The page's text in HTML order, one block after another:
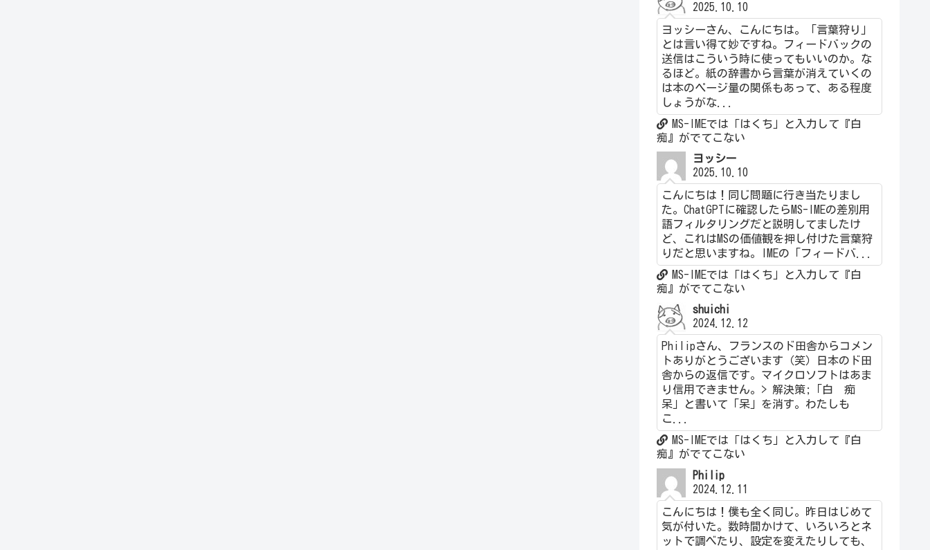
2025.10.10
ヨッシーさん、こんにちは。「言葉狩り」
とは言い得て妙ですね。フィードバックの
送信はこういう時に使ってもいいのか。な
るほど。紙の辞書から言葉が消えていくの
は本のページ量の関係もあって、ある程度
しょうがな...
MS-IMEでは「はくち」と入力して『白
痴』がでてこない
ヨッシー
2025.10.10
こんにちは！同じ問題に行き当たりまし
た。ChatGPTに確認したらMS-IMEの差別用
語フィルタリングだと説明してましたけ
ど、これはMSの価値観を押し付けた言葉狩
りだと思いますね。IMEの「フィードバ...
MS-IMEでは「はくち」と入力して『白
痴』がでてこない
shuichi
2024.12.12
Philipさん、フランスのド田舎からコメン
トありがとうございます（笑）日本のド田
舎からの返信です。マイクロソフトはあま
り信用できません。> 解決策;「白 痴
呆」と書いて「呆」を消す。わたしも
こ...
MS-IMEでは「はくち」と入力して『白
痴』がでてこない
Philip
2024.12.11
こんにちは！僕も全く同じ。昨日はじめて
気が付いた。数時間かけて、いろいろとネ
ットで調べたり、設定を変えたりしても、